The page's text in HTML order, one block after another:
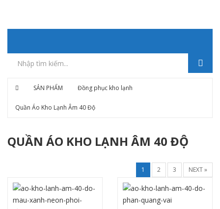
SẢN PHẨM Đồng phục kho lạnh
Quần Áo Kho Lạnh Âm 40 Độ
QUẦN ÁO KHO LẠNH ÂM 40 ĐỘ
1 2 3 NEXT »